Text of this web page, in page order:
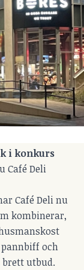
i konkurs
Café Deli
Café Deli nu
kombinerar,
och
utbud.